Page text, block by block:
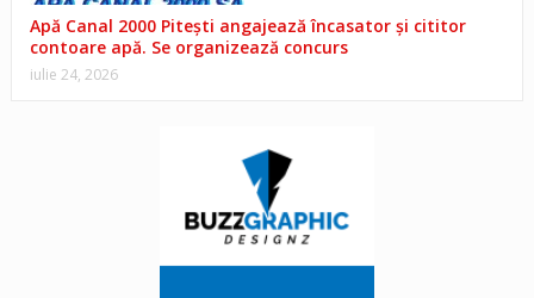
Apă Canal 2000 Pitești angajează încasator și cititor
contoare apă. Se organizează concurs
iulie 24, 2026